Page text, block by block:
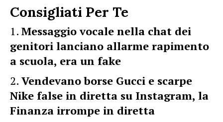
Consigliati Per Te
Messaggio vocale nella chat dei
genitori lanciano allarme rapimento
a scuola, era un fake
Vendevano borse Gucci e scarpe
Nike false in diretta su Instagram, la
Finanza irrompe in diretta